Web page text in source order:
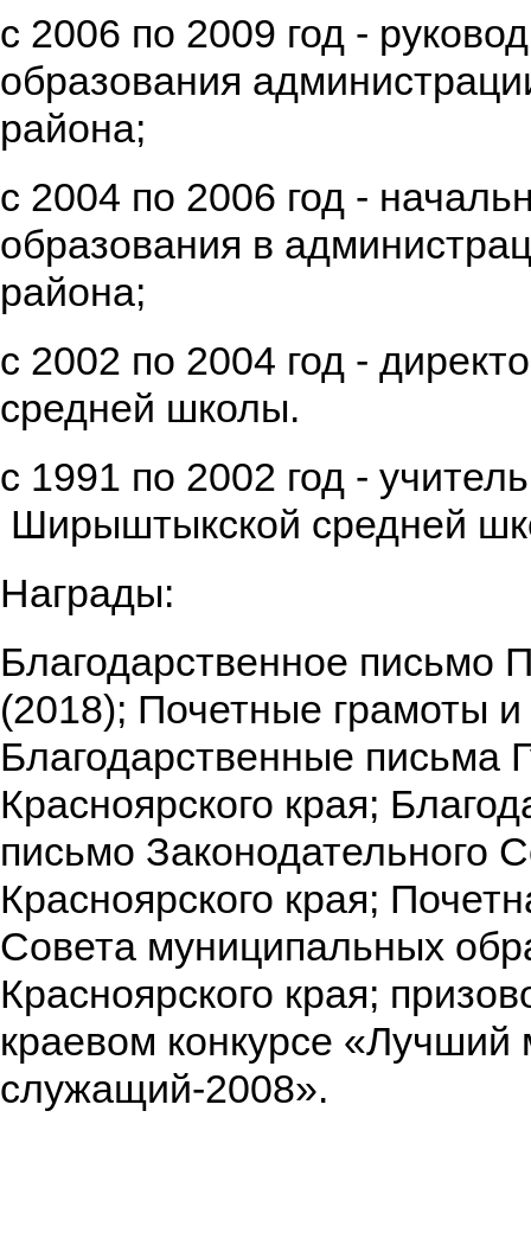
с 2006 по 2009 год -
образования
района;
с 2004 по 2006 год -
образования в
района;
с 2002 по 2004 год -
средней школы.
с 1991 по 2002 год -
Ширыштыкской средней
Награды:
Благодарственное письмо
(2018); Почетные грамоты и
Благодарственные письма
Красноярского края;
письмо Законодательного
Красноярского края;
Совета муниципальных
Красноярского края;
краевом конкурсе
служащий-2008».